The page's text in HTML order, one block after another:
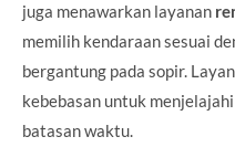
juga menawarkan layanan
memilih kendaraan sesuai
bergantung pada sopir.
kebebasan untuk
batasan waktu.